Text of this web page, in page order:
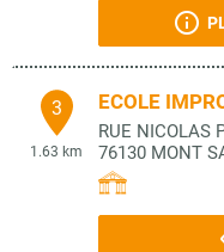
3
1.63 km
ECOLE
RUE NICOLAS
76130 MONT